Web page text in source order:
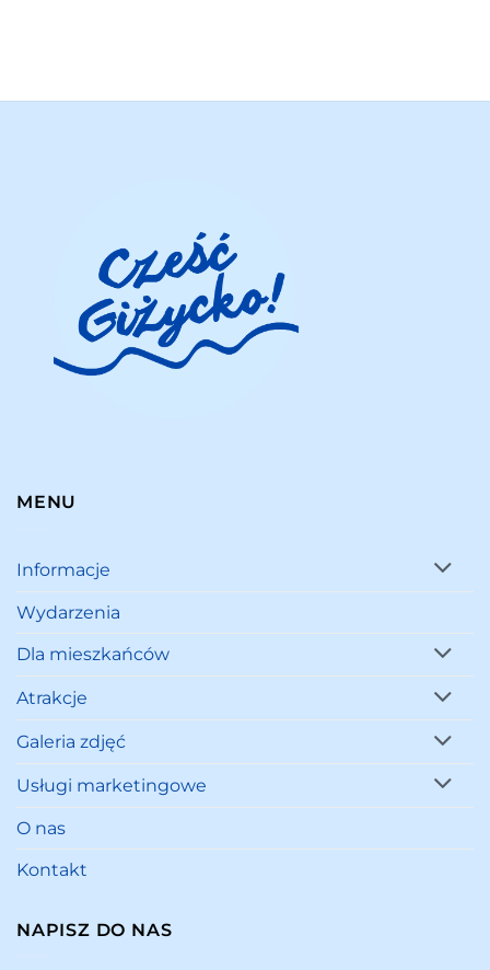
MENU
Informacje
Wydarzenia
Dla mieszkańców
Atrakcje
Galeria zdjęć
Usługi marketingowe
O nas
Kontakt
NAPISZ DO NAS